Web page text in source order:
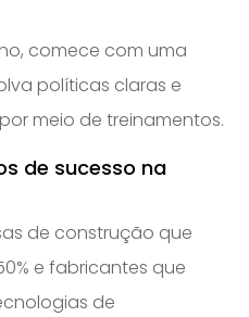
comece com uma
políticas claras e
meio de treinamentos.
de sucesso na
de construção que
e fabricantes que
de